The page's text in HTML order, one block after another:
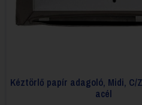
Kéztörlő papír adagoló, Midi,
acél